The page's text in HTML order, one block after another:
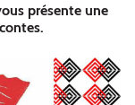
présente une